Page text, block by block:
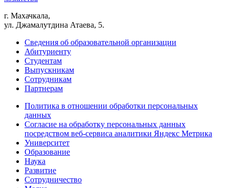
г. Махачкала,
ул. Джамалутдина Атаева, 5.
Сведения об образовательной организации
Абитуриенту
Студентам
Выпускникам
Сотрудникам
Партнерам
Политика в отношении обработки персональных
данных
Согласие на обработку персональных данных
посредством веб-сервиса аналитики Яндекс Метрика
Университет
Образование
Наука
Развитие
Сотрудничество